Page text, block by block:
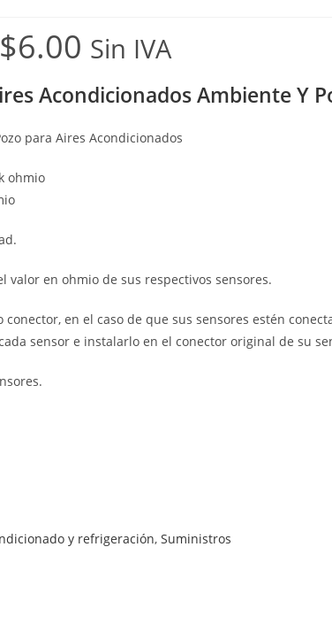
$6.00 Sin IVA
Acondicionados Ambiente Y
para Aires Acondicionados
ohmio
valor en ohmio de sus respectivos sensores.
conector, en el caso de que sus sensores estén
sensor e instalarlo en el conector original de su
y refrigeración, Suministros